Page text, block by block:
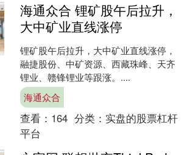
海通众合 锂矿股午后拉升，
大中矿业直线涨停
锂矿股午后拉升，大中矿业直线涨停，
融捷股份、中矿资源、西藏珠峰、天齐
锂业、赣锋锂业等跟涨。....
海通众合
查看： 164 分类： 实盘的股票杠杆
平台